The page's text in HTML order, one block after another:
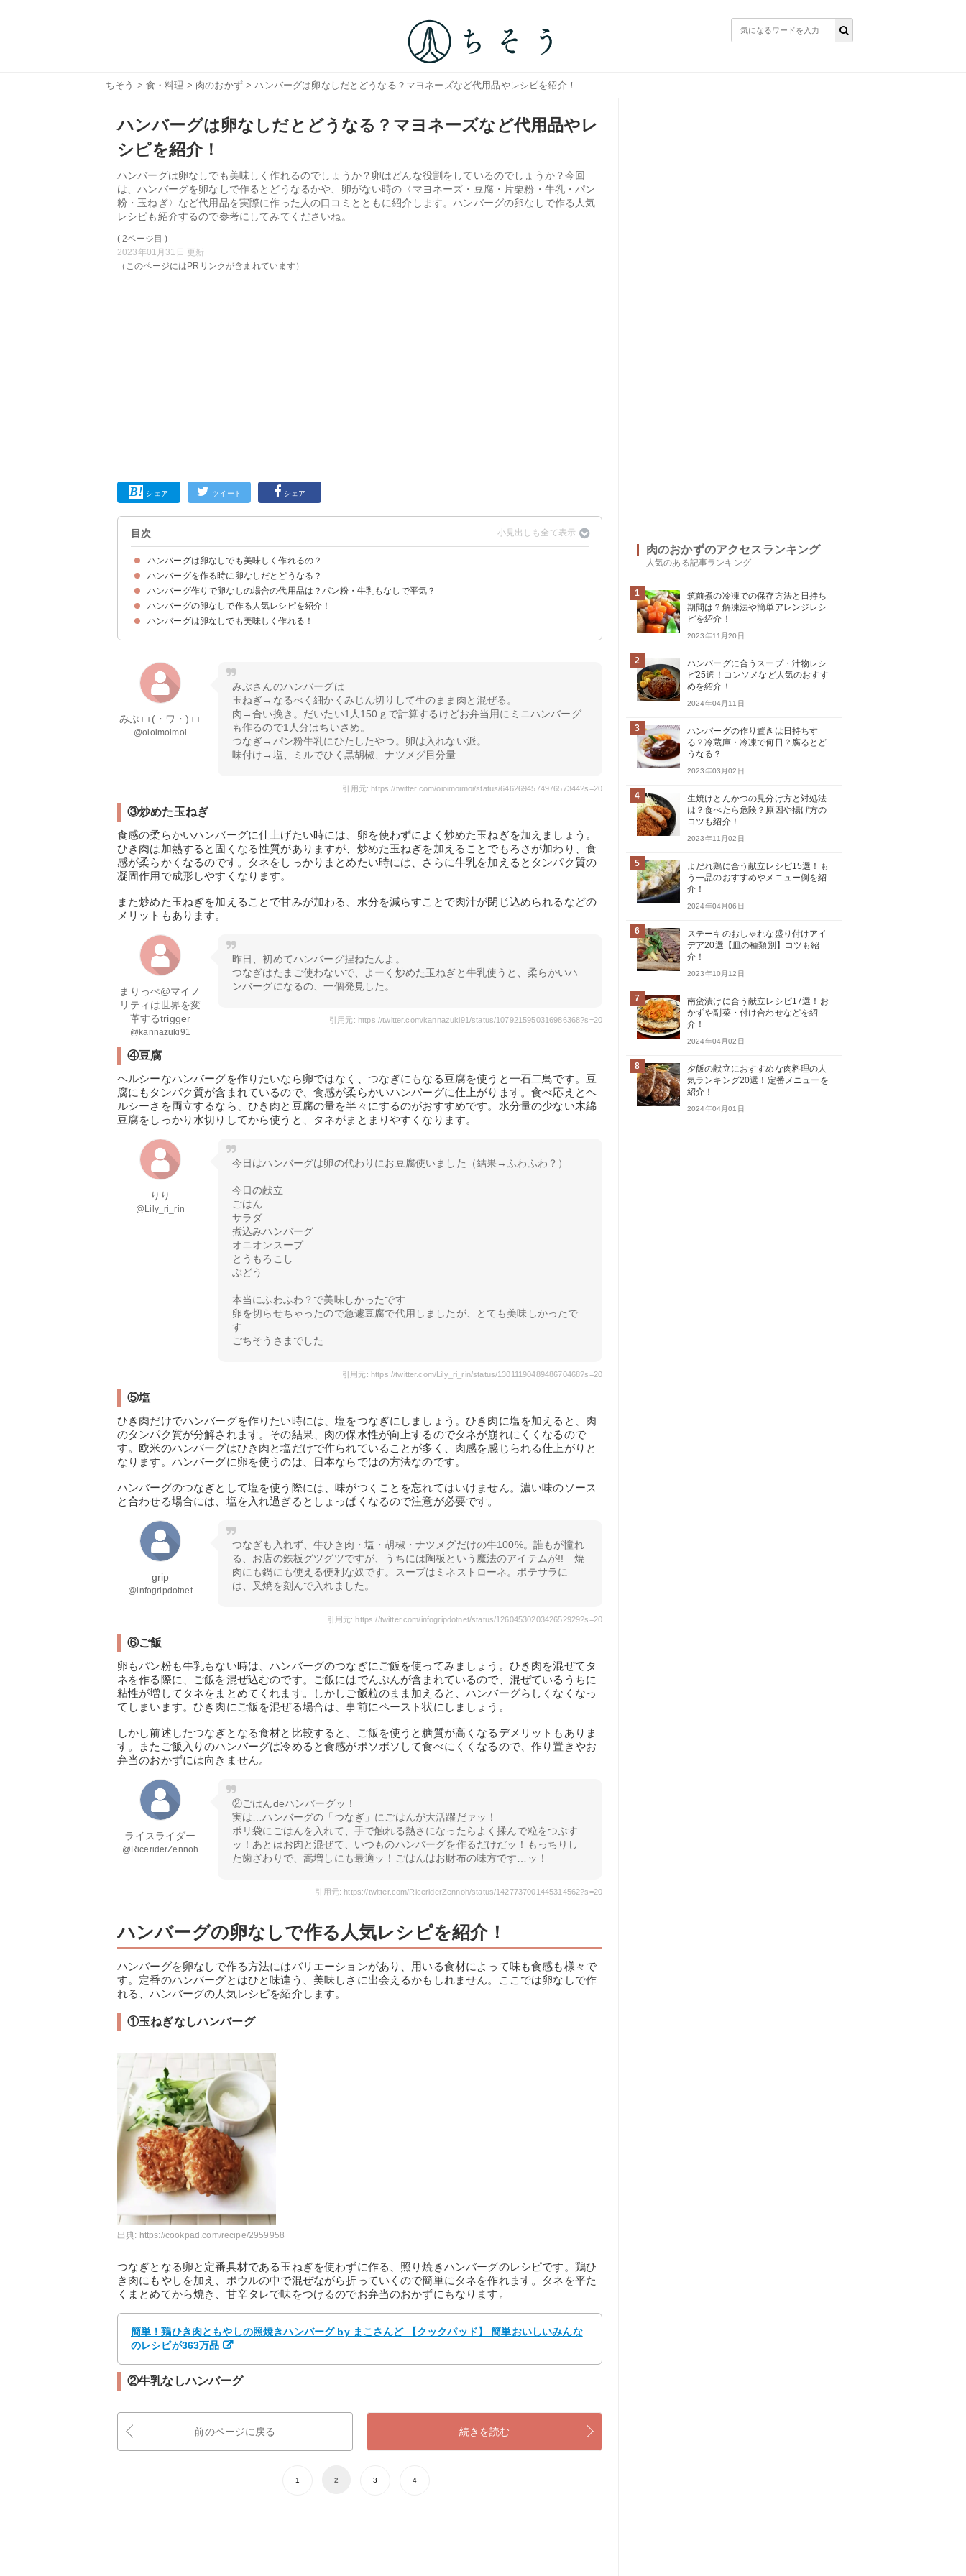
ちそう > 食・料理 > 肉のおかず> ハンバーグは卵なしだとどうなる？マヨネーズなど代用品やレシピを紹介！
ハンバーグは卵なしだとどうなる？マヨネーズなど代用品やレ
シピを紹介！
ハンバーグは卵なしでも美味しく作れるのでしょうか？卵はどんな役割をしているのでしょうか？今回
は、ハンバーグを卵なしで作るとどうなるかや、卵がない時の〈マヨネーズ・豆腐・片栗粉・牛乳・パン
粉・玉ねぎ〉など代用品を実際に作った人の口コミとともに紹介します。ハンバーグの卵なしで作る人気
レシピも紹介するので参考にしてみてくださいね。
( 2ページ目 )
2023年01月31日 更新
（このページにはPRリンクが含まれています）
シェア ツイート シェア
目次
ハンバーグは卵なしでも美味しく作れるの？
ハンバーグの卵はつなぎの役割をしている
ハンバーグを作る時に卵なしだとどうなる？
ハンバーグの食感が固くなり肉感が増す
ハンバーグ作りで卵なしの場合の代用品は？パン粉・牛乳もなしで平気？
①マヨネーズ【定番】
②パン粉or片栗粉に浸した牛乳
③炒めた玉ねぎ
④豆腐
⑤塩
⑥ご飯
ハンバーグの卵なしで作る人気レシピを紹介！
①玉ねぎなしハンバーグ
②牛乳なしハンバーグ
③小麦粉なしハンバーグ
④卵なしでもふんわりハンバーグ
⑤見た目も可愛いハンバーグ
⑥ヘルシーな豆腐ハンバーグ
ハンバーグは卵なしでも美味しく作れる！
みぶ++(・ワ・)++
@oioimoimoi
みぶさんのハンバーグは
玉ねぎ→なるべく細かくみじん切りして生のまま肉と混ぜる。
肉→合い挽き。だいたい1人150ｇで計算するけどお弁当用にミニハンバーグ
も作るので1人分はちいさめ。
つなぎ→パン粉牛乳にひたしたやつ。卵は入れない派。
味付け→塩、ミルでひく黒胡椒、ナツメグ目分量
引用元: https://twitter.com/oioimoimoi/status/646269457497657344?s=20
③炒めた玉ねぎ
食感の柔らかいハンバーグに仕上げたい時には、卵を使わずによく炒めた玉ねぎを加えましょう。
ひき肉は加熱すると固くなる性質がありますが、炒めた玉ねぎを加えることでもろさが加わり、食
感が柔らかくなるのです。タネをしっかりまとめたい時には、さらに牛乳を加えるとタンパク質の
凝固作用で成形しやすくなります。
また炒めた玉ねぎを加えることで甘みが加わる、水分を減らすことで肉汁が閉じ込められるなどの
メリットもあります。
まりっぺ@マイノ
リティは世界を変
革するtrigger
@kannazuki91
昨日、初めてハンバーグ捏ねたんよ。
つなぎはたまご使わないで、よーく炒めた玉ねぎと牛乳使うと、柔らかいハ
ンバーグになるの、一個発見した。
引用元: https://twitter.com/kannazuki91/status/1079215950316986368?s=20
④豆腐
ヘルシーなハンバーグを作りたいなら卵ではなく、つなぎにもなる豆腐を使うと一石二鳥です。豆
腐にもタンパク質が含まれているので、食感が柔らかいハンバーグに仕上がります。食べ応えとヘ
ルシーさを両立するなら、ひき肉と豆腐の量を半々にするのがおすすめです。水分量の少ない木綿
豆腐をしっかり水切りしてから使うと、タネがまとまりやすくなります。
りり
@Lily_ri_rin
今日はハンバーグは卵の代わりにお豆腐使いました（結果→ふわふわ？）
今日の献立
ごはん
サラダ
煮込みハンバーグ
オニオンスープ
とうもろこし
ぶどう
本当にふわふわ？で美味しかったです
卵を切らせちゃったので急遽豆腐で代用しましたが、とても美味しかったで
す
ごちそうさまでした
引用元: https://twitter.com/Lily_ri_rin/status/1301119048948670468?s=20
⑤塩
ひき肉だけでハンバーグを作りたい時には、塩をつなぎにしましょう。ひき肉に塩を加えると、肉
のタンパク質が分解されます。その結果、肉の保水性が向上するのでタネが崩れにくくなるので
す。欧米のハンバーグはひき肉と塩だけで作られていることが多く、肉感を感じられる仕上がりと
なります。ハンバーグに卵を使うのは、日本ならではの方法なのです。
ハンバーグのつなぎとして塩を使う際には、味がつくことを忘れてはいけません。濃い味のソース
と合わせる場合には、塩を入れ過ぎるとしょっぱくなるので注意が必要です。
grip
@infogripdotnet
つなぎも入れず、牛ひき肉・塩・胡椒・ナツメグだけの牛100%。誰もが憧れ
る、お店の鉄板グツグツですが、うちには陶板という魔法のアイテムが!! 焼
肉にも鍋にも使える便利な奴です。スープはミネストローネ。ポテサラに
は、叉焼を刻んで入れました。
引用元: https://twitter.com/infogripdotnet/status/1260453020342652929?s=20
⑥ご飯
卵もパン粉も牛乳もない時は、ハンバーグのつなぎにご飯を使ってみましょう。ひき肉を混ぜてタ
ネを作る際に、ご飯を混ぜ込むのです。ご飯にはでんぷんが含まれているので、混ぜているうちに
粘性が増してタネをまとめてくれます。しかしご飯粒のまま加えると、ハンバーグらしくなくなっ
てしまいます。ひき肉にご飯を混ぜる場合は、事前にペースト状にしましょう。
しかし前述したつなぎとなる食材と比較すると、ご飯を使うと糖質が高くなるデメリットもありま
す。またご飯入りのハンバーグは冷めると食感がボソボソして食べにくくなるので、作り置きやお
弁当のおかずには向きません。
ライスライダー
@RiceriderZennoh
②ごはんdeハンバーグッ！
実は…ハンバーグの「つなぎ」にごはんが大活躍だァッ！
ポリ袋にごはんを入れて、手で触れる熱さになったらよく揉んで粒をつぶす
ッ！あとはお肉と混ぜて、いつものハンバーグを作るだけだッ！もっちりし
た歯ざわりで、嵩増しにも最適ッ！ごはんはお財布の味方です…ッ！
引用元: https://twitter.com/RiceriderZennoh/status/1427737001445314562?s=20
ハンバーグの卵なしで作る人気レシピを紹介！
ハンバーグを卵なしで作る方法にはバリエーションがあり、用いる食材によって味も食感も様々で
す。定番のハンバーグとはひと味違う、美味しさに出会えるかもしれません。ここでは卵なしで作
れる、ハンバーグの人気レシピを紹介します。
①玉ねぎなしハンバーグ
出典: https://cookpad.com/recipe/2959958
つなぎとなる卵と定番具材である玉ねぎを使わずに作る、照り焼きハンバーグのレシピです。鶏ひ
き肉にもやしを加え、ボウルの中で混ぜながら折っていくので簡単にタネを作れます。タネを平た
くまとめてから焼き、甘辛タレで味をつけるのでお弁当のおかずにもなります。
簡単！鶏ひき肉ともやしの照焼きハンバーグ by まこさんど 【クックパッド】 簡単おいしいみんな
のレシピが363万品
②牛乳なしハンバーグ
前のページに戻る 続きを読む
1 2 3 4
肉のおかずのアクセスランキング
人気のある記事ランキング
1
筑前煮の冷凍での保存方法と日持ち
期間は？解凍法や簡単アレンジレシ
ピを紹介！
2023年11月20日
2
ハンバーグに合うスープ・汁物レシ
ピ25選！コンソメなど人気のおすす
めを紹介！
2024年04月11日
3
ハンバーグの作り置きは日持ちす
る？冷蔵庫・冷凍で何日？腐るとど
うなる？
2023年03月02日
4
生焼けとんかつの見分け方と対処法
は？食べたら危険？原因や揚げ方の
コツも紹介！
2023年11月02日
5
よだれ鶏に合う献立レシピ15選！も
う一品のおすすめやメニュー例を紹
介！
2024年04月06日
6
ステーキのおしゃれな盛り付けアイ
デア20選【皿の種類別】コツも紹
介！
2023年10月12日
7
南蛮漬けに合う献立レシピ17選！お
かずや副菜・付け合わせなどを紹
介！
2024年04月02日
8
夕飯の献立におすすめな肉料理の人
気ランキング20選！定番メニューを
紹介！
2024年04月01日